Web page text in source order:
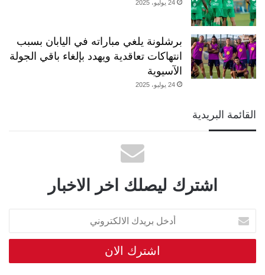
24 يوليو، 2025
برشلونة يلغي مباراته في اليابان بسبب
انتهاكات تعاقدية ويهدد بإلغاء باقي الجولة
الآسيوية
24 يوليو، 2025
القائمة البريدية
اشترك ليصلك اخر الاخبار
أدخل
بريدك
الالكتروني